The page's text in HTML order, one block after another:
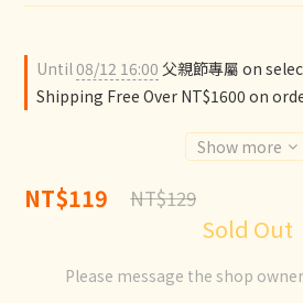
Until08/12 16:00 父親節專屬 on
Shipping Free Over NT$1600 on
Show more
NT$119 NT$129
Sold Out
Please message the shop